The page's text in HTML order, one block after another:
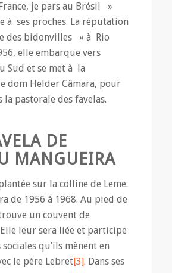
je pars au Brésil »
à ses proches. La réputation
des bidonvilles » à Rio
elle embarque vers
Sud et se met à la
dom Helder Câmara, pour
la pastorale des favelas.
DE
MANGUEIRA
sur la colline de Leme.
de 1956 à 1968. Au pied de
un couvent de
leur sera liée et participe
qu’ils mènent en
le père Lebret[3]. Dans ses